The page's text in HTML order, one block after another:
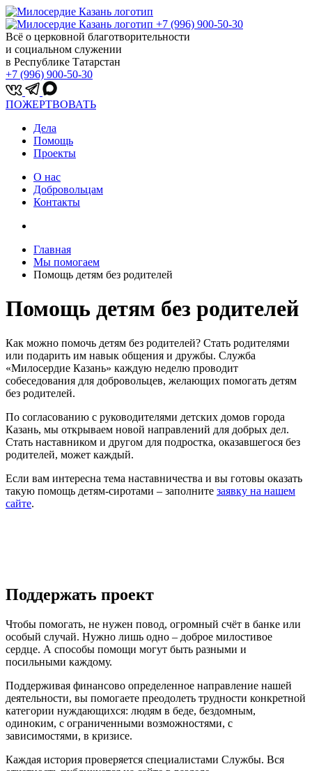
+7 (996) 900-50-30
Всё о церковной благотворительности
и социальном служении
в Республике Татарстан
+7 (996) 900-50-30
ПОЖЕРТВОВАТЬ
Дела
Помощь
Проекты
О нас
Добровольцам
Контакты
Главная
Мы помогаем
Помощь детям без родителей
Помощь детям без родителей
Как можно помочь детям без родителей? Стать родителями
или подарить им навык общения и дружбы. Служба
«Милосердие Казань» каждую неделю проводит
собеседования для добровольцев, желающих помогать детям
без родителей.
По согласованию с руководителями детских домов города
Казань, мы открываем новой направлений для добрых дел.
Стать наставником и другом для подростка, оказавшегося без
родителей, может каждый.
Если вам интересна тема наставничества и вы готовы оказать
такую помощь детям-сиротами – заполните заявку на нашем
сайте.
Поддержать проект
Чтобы помогать, не нужен повод, огромный счёт в банке или
особый случай. Нужно лишь одно – доброе милостивое
сердце. А способы помощи могут быть разными и
посильными каждому.
Поддерживая финансово определенное направление нашей
деятельности, вы помогаете преодолеть трудности конкретной
категории нуждающихся: людям в беде, бездомным,
одиноким, с ограниченными возможностями, с
зависимостями, в кризисе.
Каждая история проверяется специалистами Службы. Вся